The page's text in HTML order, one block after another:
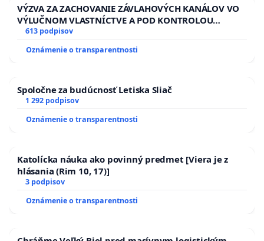
VÝZVA ZA ZACHOVANIE ZÁVLAHOVÝCH KANÁLOV VO
VÝLUČNOM VLASTNÍCTVE A POD KONTROLOU
SLOVENSKEJ REPUBLIKY & žiadosť na riešenie
kanálov na Slovensku
613 podpisov
Oznámenie o transparentnosti
Spoločne za budúcnosť Letiska Sliač
1 292 podpisov
Oznámenie o transparentnosti
Katolícka náuka ako povinný predmet [Viera je z
hlásania (Rim 10, 17)]
3 podpisov
Oznámenie o transparentnosti